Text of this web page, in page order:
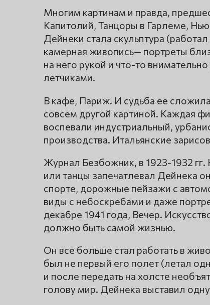
Многим картинам и правда,
Капитолий, Танцоры в Гарлеме,
Дейнеки стала скульптура
камерная живопись— портреты
на него рукой и что-то
летчиками.
В кафе, Париж. И судьба ее
совсем другой картиной. Каждая
воспевали индустриальный,
производства. Итальянские
Журнал Безбожник, в 1923-1932
или танцы запечатлевал Дейнека
спорте, дорожные пейзажи с
виды с небоскребами и даже
декабре 1941 года, Вечер.
должно быть самой жизнью.
Он все больше стал работать в
был не первый его полет (летал
и после передать на холсте
голову мир. Дейнека выставил